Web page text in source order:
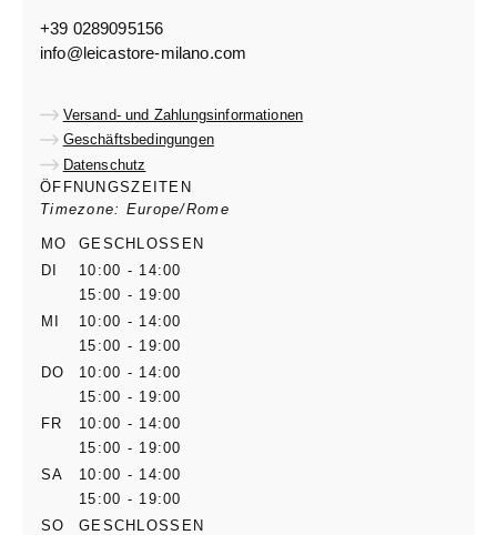
+39 0289095156
info@leicastore-milano.com
Versand- und Zahlungsinformationen
Geschäftsbedingungen
Datenschutz
ÖFFNUNGSZEITEN
Timezone: Europe/Rome
MO
GESCHLOSSEN
DI
10:00 - 14:00
15:00 - 19:00
MI
10:00 - 14:00
15:00 - 19:00
DO
10:00 - 14:00
15:00 - 19:00
FR
10:00 - 14:00
15:00 - 19:00
SA
10:00 - 14:00
15:00 - 19:00
SO
GESCHLOSSEN